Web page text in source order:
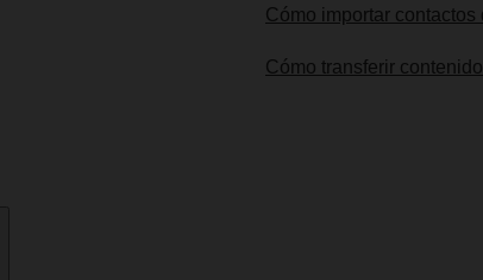
Cómo importar contactos
Cómo transferir